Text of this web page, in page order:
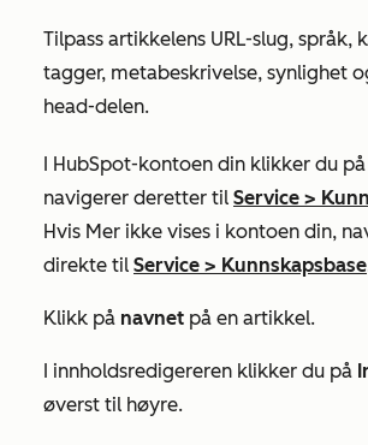
Tilpass artikkelens URL-slug, språk,
tagger, metabeskrivelse, synlighet
head-delen.
I HubSpot-kontoen din klikker du på
navigerer deretter til Service >
Hvis Mer ikke vises i kontoen din,
direkte til Service > Kunnskapsbase
Klikk på navnet på en artikkel.
I innholdsredigereren klikker du på
øverst til høyre.